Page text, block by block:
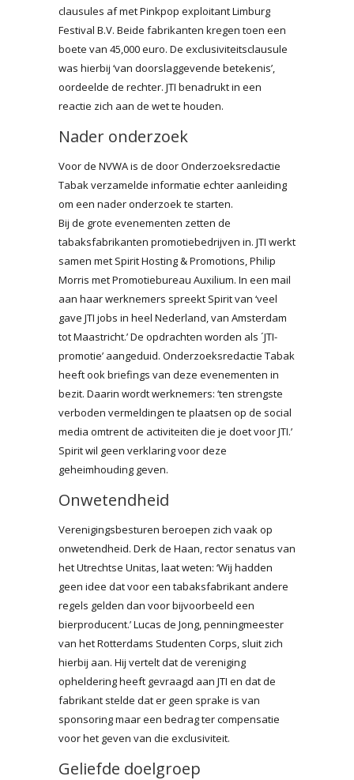
clausules af met Pinkpop exploitant Limburg
Festival B.V. Beide fabrikanten kregen toen een
boete van 45,000 euro. De exclusiviteitsclausule
was hierbij ‘van doorslaggevende betekenis’,
oordeelde de rechter. JTI benadrukt in een
reactie zich aan de wet te houden.
Nader onderzoek
Voor de NVWA is de door Onderzoeksredactie
Tabak verzamelde informatie echter aanleiding
om een nader onderzoek te starten.
Bij de grote evenementen zetten de
tabaksfabrikanten promotiebedrijven in. JTI werkt
samen met Spirit Hosting & Promotions, Philip
Morris met Promotiebureau Auxilium. In een mail
aan haar werknemers spreekt Spirit van ‘veel
gave JTI jobs in heel Nederland, van Amsterdam
tot Maastricht.’ De opdrachten worden als ´JTI-
promotie’ aangeduid. Onderzoeksredactie Tabak
heeft ook briefings van deze evenementen in
bezit. Daarin wordt werknemers: ‘ten strengste
verboden vermeldingen te plaatsen op de social
media omtrent de activiteiten die je doet voor JTI.’
Spirit wil geen verklaring voor deze
geheimhouding geven.
Onwetendheid
Verenigingsbesturen beroepen zich vaak op
onwetendheid. Derk de Haan, rector senatus van
het Utrechtse Unitas, laat weten: ‘Wij hadden
geen idee dat voor een tabaksfabrikant andere
regels gelden dan voor bijvoorbeeld een
bierproducent.’ Lucas de Jong, penningmeester
van het Rotterdams Studenten Corps, sluit zich
hierbij aan. Hij vertelt dat de vereniging
opheldering heeft gevraagd aan JTI en dat de
fabrikant stelde dat er geen sprake is van
sponsoring maar een bedrag ter compensatie
voor het geven van die exclusiviteit.
Geliefde doelgroep